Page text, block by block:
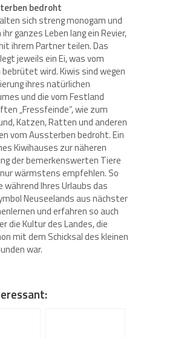
bedroht
sich streng monogam und
ganzes Leben lang ein Revier,
ihrem Partner teilen. Das
jeweils ein Ei, was vom
bebrütet wird. Kiwis sind wegen
ihres natürlichen
und die vom Festland
„Fressfeinde“, wie zum
Katzen, Ratten und anderen
vom Aussterben bedroht. Ein
Kiwihauses zur näheren
der bemerkenswerten Tiere
wärmstens empfehlen. So
während Ihres Urlaubs das
Neuseelands aus nächster
und erfahren so auch
die Kultur des Landes, die
mit dem Schicksal des kleinen
war.